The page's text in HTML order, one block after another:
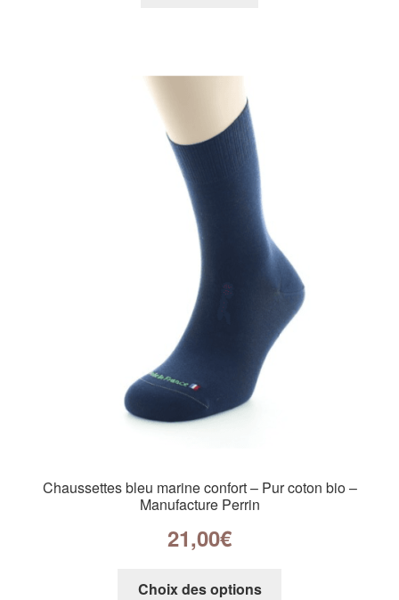
Chaussettes bleu marine confort – Pur coton bio –
Manufacture Perrin
21,00€
Choix des options